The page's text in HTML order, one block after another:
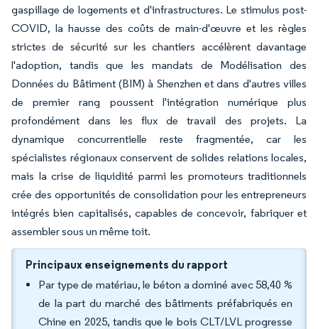
gaspillage de logements et d'infrastructures. Le stimulus post-
COVID, la hausse des coûts de main-d'œuvre et les règles
strictes de sécurité sur les chantiers accélèrent davantage
l'adoption, tandis que les mandats de Modélisation des
Données du Bâtiment (BIM) à Shenzhen et dans d'autres villes
de premier rang poussent l'intégration numérique plus
profondément dans les flux de travail des projets. La
dynamique concurrentielle reste fragmentée, car les
spécialistes régionaux conservent de solides relations locales,
mais la crise de liquidité parmi les promoteurs traditionnels
crée des opportunités de consolidation pour les entrepreneurs
intégrés bien capitalisés, capables de concevoir, fabriquer et
assembler sous un même toit.
Principaux enseignements du rapport
Par type de matériau, le béton a dominé avec 58,40 %
de la part du marché des bâtiments préfabriqués en
Chine en 2025, tandis que le bois CLT/LVL progresse